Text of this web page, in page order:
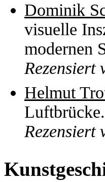
Dominik
visuelle
modernen
Rezensiert
Helmut
Rezensiert